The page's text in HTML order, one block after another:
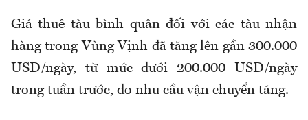
Giá thuê tàu bình quân đối với các tàu nhận
hàng trong Vùng Vịnh đã tăng lên gần 300.000
USD/ngày, từ mức dưới 200.000 USD/ngày
trong tuần trước, do nhu cầu vận chuyển tăng.